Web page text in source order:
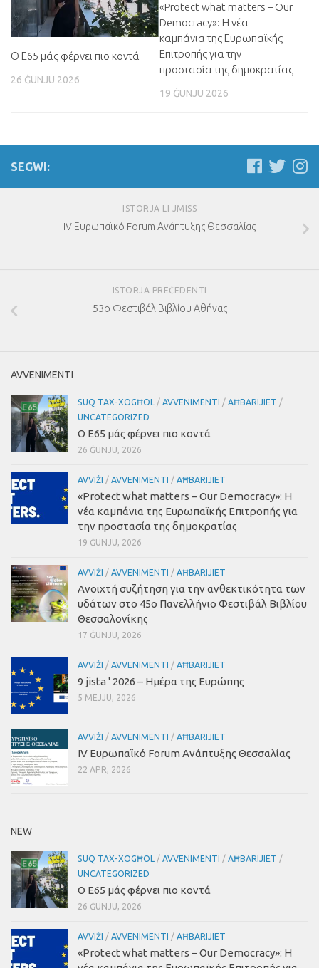
Ο Ε65 μάς φέρνει πιο κοντά
26 ĠUNJU 2026
«Protect what matters – Our
Democracy»: Η νέα
καμπάνια της Ευρωπαϊκής
Επιτροπής για την
προστασία της δημοκρατίας
19 ĠUNJU 2026
SEGWI:
ISTORJA LI JMISS
IV Ευρωπαϊκό Forum Ανάπτυξης Θεσσαλίας
ISTORJA PREĊEDENTI
53ο Φεστιβάλ Βιβλίου Αθήνας
AVVENIMENTI
SUQ TAX-XOGĦOL / AVVENIMENTI / AĦBARIJIET /
UNCATEGORIZED
Ο Ε65 μάς φέρνει πιο κοντά
26 ĠUNJU, 2026
AVVIŻI / AVVENIMENTI / AĦBARIJIET
«Protect what matters – Our Democracy»: Η
νέα καμπάνια της Ευρωπαϊκής Επιτροπής για
την προστασία της δημοκρατίας
19 ĠUNJU, 2026
AVVIŻI / AVVENIMENTI / AĦBARIJIET
Ανοιχτή συζήτηση για την ανθεκτικότητα των
υδάτων στο 45ο Πανελλήνιο Φεστιβάλ Βιβλίου
Θεσσαλονίκης
17 ĠUNJU, 2026
AVVIŻI / AVVENIMENTI / AĦBARIJIET
9 jista ' 2026 – Ημέρα της Ευρώπης
5 MEJJU, 2026
AVVIŻI / AVVENIMENTI / AĦBARIJIET
IV Ευρωπαϊκό Forum Ανάπτυξης Θεσσαλίας
22 APR, 2026
NEW
SUQ TAX-XOGĦOL / AVVENIMENTI / AĦBARIJIET /
UNCATEGORIZED
Ο Ε65 μάς φέρνει πιο κοντά
26 ĠUNJU, 2026
AVVIŻI / AVVENIMENTI / AĦBARIJIET
«Protect what matters – Our Democracy»: Η